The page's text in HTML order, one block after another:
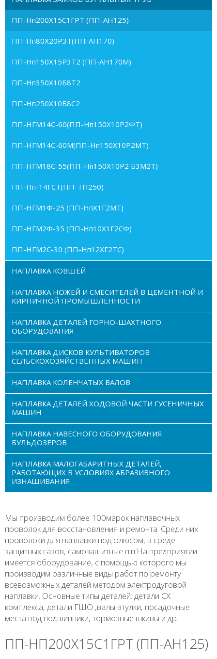
ПП-Нп200Х15С1ГРТ (ПП-АН125)
ПП-Нп80Х20Р3Т(ПП-АН170)
ПП-Нп150Х15Р3Т2 (ПП-АН170М)
ПП-Нп350Х10Б8Т2
ПП-Нп250Х10Б8С2
ПП-НГМ14С-60(ПП-Нп150Х10Р2ФТ)
ПП-НГМ14С-60М(ПП-Нп150Х10Р2МТ)
ПП-НГМ18С-55(ПП-Нп150Х10Р2 Б3М2Т)
ПП-Нп-14ГСТ(ПП-ТН250)
ПП-НГМ1Ф-25 (ПП-НпХ1Г2МТ)
ПП-НГМ2Ф-35 (ПП-Нп10Х1Г2СФ)
ПП-НГМ2С-30 (ПП-Нп12ХГ2ТС)
НАПЛАВКА КОВШЕЙ
НАПЛАВКА НОЖЕЙ И СМЕСИТЕЛЕЙ В ЦЕМЕНТНОЙ И
КИРПИЧНОЙ ПРОМЫШЛЕННОСТИ
НАПЛАВКА ДЕТАЛЕЙ ГОРНО-ШАХТНОГО
ОБОРУДОВАНИЯ
НАПЛАВКА ДИСКОВ КУЛЬТИВАТОРОВ
СЕЛЬСКОХОЗЯЙСТВЕННЫХ МАШИН
НАПЛАВКА КОЛЕНЧАТЫХ ВАЛОВ
НАПЛАВКА ДЕТАЛЕЙ ХОДОВОЙ ЧАСТИ ГУСЕНИЧНЫХ
МАШИН
НАПЛАВКА НАВЕСНОГО ОБОРУДОВАНИЯ
БУЛЬДОЗЕРОВ
НАПЛАВКА МАЛОГАБАРИТНЫХ ДЕТАЛЕЙ,
РАБОТАЮЩИХ В УСЛОВИЯХ АБРАЗИВНОГО
ИЗНАШИВАНИЯ
Мы производим более 100марок наплавочных
проволок для восстановления и ремонта. Среди них
проволоки для наплавки под флюсом, в среде
защитных газов, самозащитные п.п.На предприятии
имеется оборудование, с помощью которого мы
производим различные виды работ по ремонту
всевозможных деталей методом электродуговой
наплавки. Основные типы деталей: детали СХ
комплекса, детали ГШО ,валы втулки, посадочные
места под подшипники, тормозные шкивы и др.
ПП-НП200Х15С1ГРТ (ПП-АН125)